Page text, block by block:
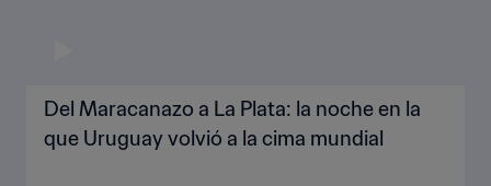
Del Maracanazo a La Plata: la noche en la
que Uruguay volvió a la cima mundial